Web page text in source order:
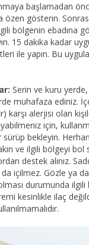
başlamadan
özen gösterin.
bölgenin ebadına
15 dakika kadar
ile yapın. Bu
Serin ve kuru yerde,
muhafaza ediniz.
karşı alerjisi olan
için,
bekleyin.
ve ilgili bölgeyi bol
destek alınız.
içilmez. Gözle ya
durumunda
kesinlikle ilaç